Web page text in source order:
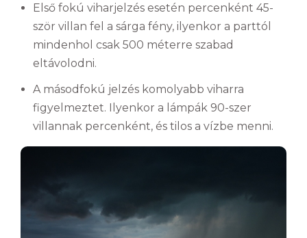
Első fokú viharjelzés esetén percenként 45-
ször villan fel a sárga fény, ilyenkor a parttól
mindenhol csak 500 méterre szabad
eltávolodni.
A másodfokú jelzés komolyabb viharra
figyelmeztet. Ilyenkor a lámpák 90-szer
villannak percenként, és tilos a vízbe menni.